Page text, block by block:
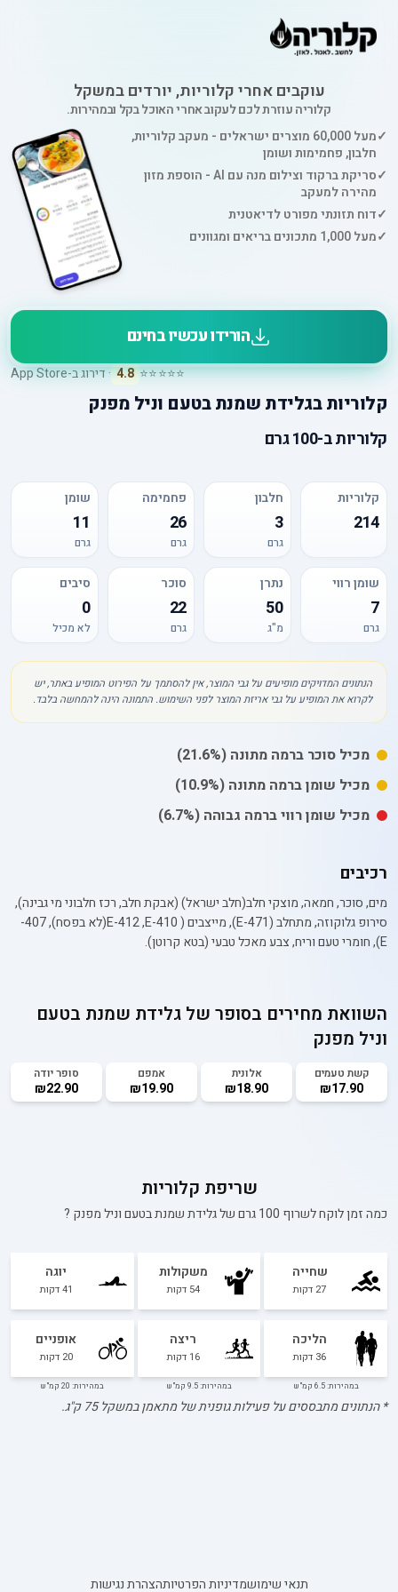
עוקבים אחרי קלוריות, יורדים במשקל
קלוריה עוזרת לכם לעקוב אחרי האוכל בקל ובמהירות.
✓
מעל 60,000 מוצרים ישראלים - מעקב קלוריות,
חלבון, פחמימות ושומן
✓
סריקת ברקוד וצילום מנה עם AI - הוספת מזון
מהירה למעקב
✓דוח תזונתי מפורט לדיאטנית
✓מעל 1,000 מתכונים בריאים ומגוונים
הורידו עכשיו בחינם
⭐⭐⭐⭐⭐
4.8 · דירוג ב-App Store
קלוריותבגלידת שמנת בטעם וניל מפנק
קלוריותב-100 גרם
קלוריות
214
חלבון
3
גרם
פחמימה
26
גרם
שומן
11
גרם
שומן רווי
7
גרם
נתרן
50
מ"ג
סוכר
22
גרם
סיבים
0
לא מכיל
הנתונים המדויקים מופיעים על גבי המוצר, אין להסתמך על הפירוט המופיע באתר, יש
לקרוא את המופיע על גבי אריזת המוצר לפני השימוש. התמונה הינה להמחשה בלבד.
מכיל סוכר ברמה מתונה (21.6%)
מכיל שומןברמה מתונה (10.9%)
מכיל שומן רוויברמה גבוהה (6.7%)
רכיבים
מים, סוכר, חמאה, מוצקי חלב(חלב ישראל) (אבקת חלב, רכז חלבוני מי גבינה),
סירופ גלוקוזה, מתחלב (E-471), מייצבים ( 410-E-412 ,E(לא בפסח), 407-
E), חומרי טעם וריח, צבע מאכל טבעי (בטא קרוטן).
השוואת מחירים בסופר של גלידת שמנת בטעם
וניל מפנק
קשת טעמים
₪17.90
אלונית
₪18.90
אמפם
₪19.90
סופר יודה
₪22.90
שריפת קלוריות
כמה זמן לוקח לשרוף 100 גרם של גלידת שמנת בטעם וניל מפנק ?
שחייה
27 דקות
משקולות
54 דקות
יוגה
41דקות
הליכה
36 דקות
במהירות: 6.5 קמ"ש
ריצה
16 דקות
במהירות: 9.5 קמ"ש
אופניים
20 דקות
במהירות: 20 קמ"ש
* הנתונים מתבססים על פעילות גופנית של מתאמן במשקל75ק"ג.
תנאי שימושמדיניות הפרטיותהצהרת נגישות